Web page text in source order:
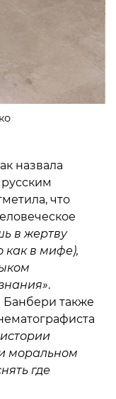
назвала
что
в жертву
как в мифе),
.
также
моральном
где